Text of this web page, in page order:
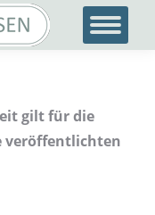
gilt für die
veröffentlichten